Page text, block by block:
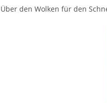
Über den Wolken für den